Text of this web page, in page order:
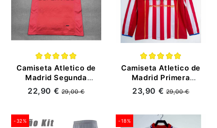
Camiseta Atletico de
Madrid Segunda
Equipación Retro
2001/02
22,90 €29,00 €
Camiseta Atletico de
Madrid Primera
Equipación Retro
04/05 ML
23,90 €29,00 €
-32% -18%